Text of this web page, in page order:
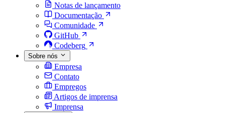
Notas de lançamento
Documentação
Comunidade
GitHub
Codeberg
Sobre nós
Empresa
Contato
Empregos
Artigos de imprensa
Imprensa